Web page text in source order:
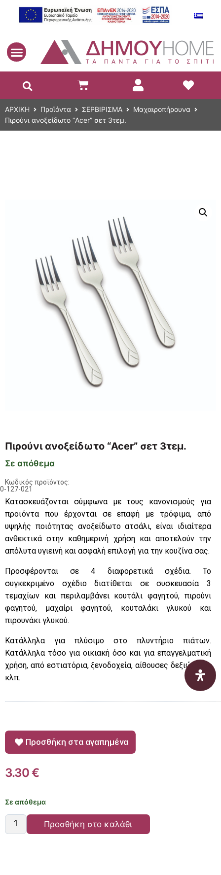
ΑΡΧΙΚΗ Προϊόντα ΣΕΡΒΙΡΙΣΜΑ
Μαχαιροπήρουνα
Πιρούνι ανοξείδωτο “Acer” σετ 3τεμ.
Πιρούνι ανοξείδωτο “Acer” σετ 3τεμ.
Σε απόθεμα
Κωδικός προϊόντος:
127-021
Κατασκευάζονται σύμφωνα με τους κανονισμούς για
προϊόντα που έρχονται σε επαφή με τρόφιμα, από
υψηλής ποιότητας ανοξείδωτο ατσάλι, είναι ιδιαίτερα
ανθεκτικά στην καθημερινή χρήση και αποτελούν την
απόλυτα υγιεινή και ασφαλή επιλογή για την κουζίνα σας.
Προσφέρονται σε 4 διαφορετικά σχέδια. Το
συγκεκριμένο σχέδιο διατίθεται σε συσκευασία 3
τεμαχίων και περιλαμβάνει κουτάλι φαγητού, πιρούνι
φαγητού, μαχαίρι φαγητού, κουταλάκι γλυκού και
πιρουνάκι γλυκού.
Κατάλληλα για πλύσιμο στο πλυντήριο πιάτων.
Κατάλληλα τόσο για οικιακή όσο και για επαγγελματική
χρήση, από εστιατόρια, ξενοδοχεία, αίθουσες δεξιώσεων
κλπ.
Προσθήκη στα αγαπημένα
3.30€
Σε απόθεμα
Προσθήκη στο καλάθι